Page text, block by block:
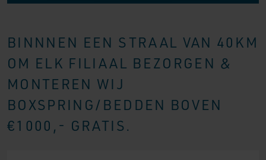
BINNNEN EEN STRAAL VAN 40KM
OM ELK FILIAAL BEZORGEN &
MONTEREN WIJ
BOXSPRING/BEDDEN BOVEN
€1000,- GRATIS.